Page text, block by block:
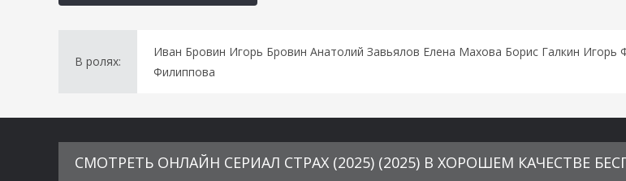
В ролях:
Иван Бровин Игорь Бровин Анатолий Завьялов Елена Махова Борис Галкин
Филиппова
СМОТРЕТЬ ОНЛАЙН СЕРИАЛ СТРАХ (2025) (2025) В ХОРОШЕМ КАЧЕСТВЕ